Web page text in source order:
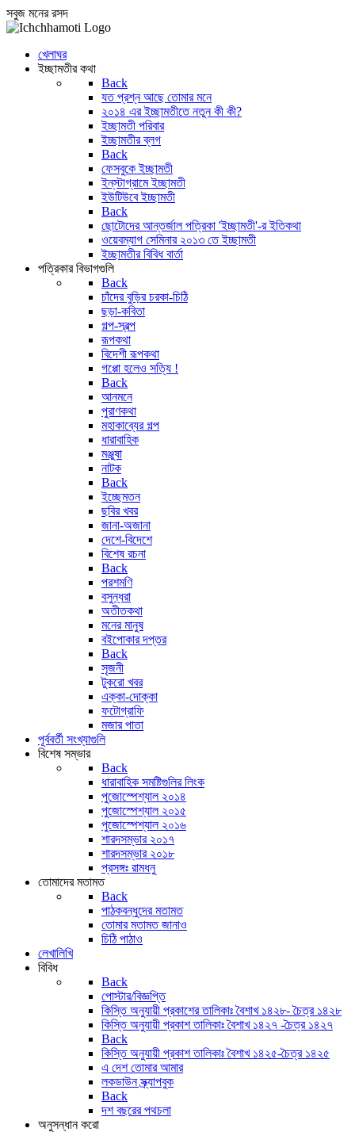
সবুজ মনের রসদ
খেলাঘর
ইচ্ছামতীর কথা
Back
যত প্রশ্ন আছে তোমার মনে
২০১৪ এর ইচ্ছামতীতে নতুন কী কী?
ইচ্ছামতী পরিবার
ইচ্ছামতীর ব্লগ
Back
ফেসবুকে ইচ্ছামতী
ইন্‌স্টাগ্রামে ইচ্ছামতী
ইউটিউবে ইচ্ছামতী
Back
ছোটোদের আন্তর্জাল পত্রিকা 'ইচ্ছামতী'-র ইতিকথা
ওয়েবম্যাগ সেমিনার ২০১৩ তে ইচ্ছামতী
ইচ্ছামতীর বিবিধ বার্তা
পত্রিকার বিভাগগুলি
Back
চাঁদের বুড়ির চরকা-চিঠি
ছড়া-কবিতা
গল্প-স্বল্প
রূপকথা
বিদেশী রূপকথা
গপ্পো হলেও সত্যি !
Back
আনমনে
পুরাণকথা
মহাকাব্যের গল্প
ধারাবাহিক
মঞ্জুষা
নাটক
Back
ইচ্ছেমতন
ছবির খবর
জানা-অজানা
দেশে-বিদেশে
বিশেষ রচনা
Back
পরশমণি
বসুন্ধরা
অতীতকথা
মনের মানুষ
বইপোকার দপ্তর
Back
সৃজনী
টুকরো খবর
এক্কা-দোক্কা
ফটোগ্রাফি
মজার পাতা
পূর্ববর্তী সংখ্যাগুলি
বিশেষ সম্ভার
Back
ধারাবাহিক সমষ্টিগুলির লিংক
পুজোস্পেশ্যাল ২০১৪
পুজোস্পেশ্যাল ২০১৫
পুজোস্পেশ্যাল ২০১৬
শারদসম্ভার ২০১৭
শারদসম্ভার ২০১৮
প্রসঙ্গঃ রামধনু
তোমাদের মতামত
Back
পাঠকবন্ধুদের মতামত
তোমার মতামত জানাও
চিঠি পাঠাও
লেখালিখি
বিবিধ
Back
পোস্টার/বিজ্ঞপ্তি
কিস্তি অনুযায়ী প্রকাশের তালিকাঃ বৈশাখ ১৪২৮- চৈত্র ১৪২৮
কিস্তি অনুযায়ী প্রকাশ তালিকাঃ বৈশাখ ১৪২৭ -চৈত্র ১৪২৭
Back
কিস্তি অনুযায়ী প্রকাশ তালিকাঃ বৈশাখ ১৪২৫-চৈত্র ১৪২৫
এ দেশ তোমার আমার
লকডাউন স্ক্র্যাপবুক
Back
দশ বছরের পথচলা
অনুসন্ধান করো